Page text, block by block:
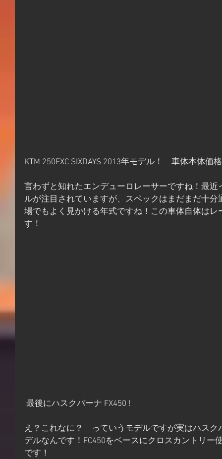
KTM 250EXC SIXDAYS 2013年モデル！　車体本体価
言わずと知れたエンデューロレーサーですね！最
ルが注目されていますが、スペックはまだまだ十
場でもよく見かける年式ですね！この車体自体は
す！
最後にハスクバーナ FX450 !
え？これなに？　っていうモデルですが実はハス
デルなんです！FC450をベースにクロスカントリー
です！